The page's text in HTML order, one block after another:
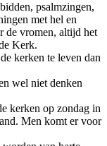
psalmzingen,
met hel en
de vromen, altijd het
Kerk.
kerken te leven dan
wel niet denken
kerken op zondag in
Men komt er voor